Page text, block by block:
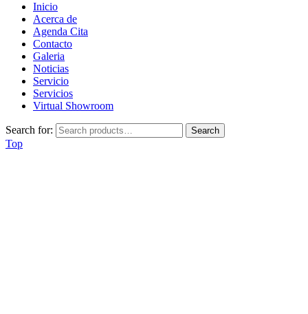
Inicio
Acerca de
Agenda Cita
Contacto
Galeria
Noticias
Servicio
Servicios
Virtual Showroom
Search for: Search
Top